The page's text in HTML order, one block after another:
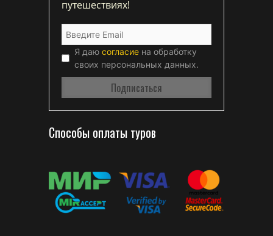
путешествиях!
Я даю согласие на обработку
своих персональных данных.
Способы оплаты туров